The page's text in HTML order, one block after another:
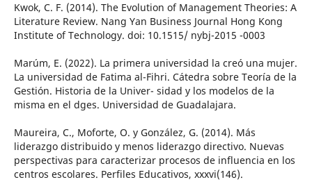
Kwok, C. F. (2014). The Evolution of Management Theories: A
Literature Review. Nang Yan Business Journal Hong Kong
Institute of Technology. doi: 10.1515/ nybj-2015 -0003
Marúm, E. (2022). La primera universidad la creó una mujer.
La universidad de Fatima al-Fihri. Cátedra sobre Teoría de la
Gestión. Historia de la Univer- sidad y los modelos de la
misma en el dges. Universidad de Guadalajara.
Maureira, C., Moforte, O. y González, G. (2014). Más
liderazgo distribuido y menos liderazgo directivo. Nuevas
perspectivas para caracterizar procesos de influencia en los
centros escolares. Perfiles Educativos, xxxvi(146).